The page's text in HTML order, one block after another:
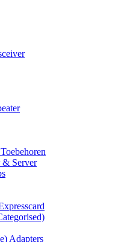
& Server
Adapters